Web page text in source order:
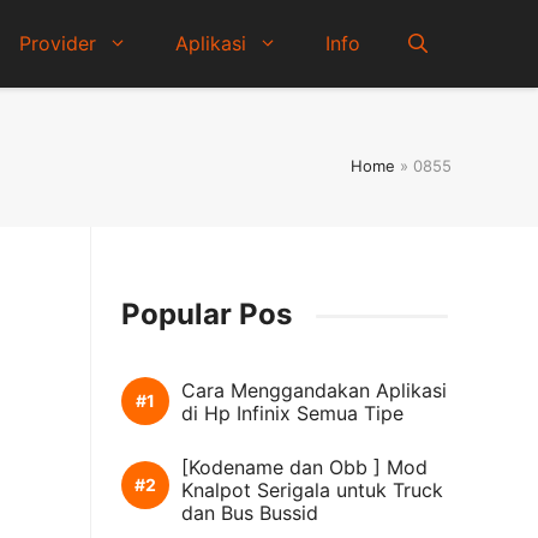
Provider Aplikasi Info
Home » 0855
Popular Pos
Cara Menggandakan Aplikasi
di Hp Infinix Semua Tipe
[Kodename dan Obb ] Mod
Knalpot Serigala untuk Truck
dan Bus Bussid